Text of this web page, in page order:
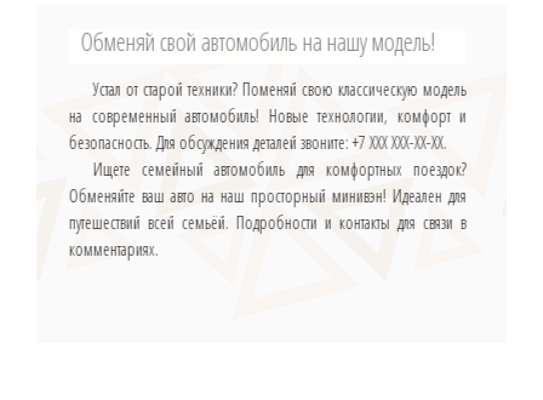
Обменяй свой автомобиль на нашу модель!
Устал от старой техники? Поменяй свою классическую модель
на современный автомобиль! Новые технологии, комфорт и
безопасность. Для обсуждения деталей звоните: +7 ХХХ ХХХ-ХХ-ХХ.
Ищете семейный автомобиль для комфортных поездок?
Обменяйте ваш авто на наш просторный минивэн! Идеален для
путешествий всей семьёй. Подробности и контакты для связи в
комментариях.